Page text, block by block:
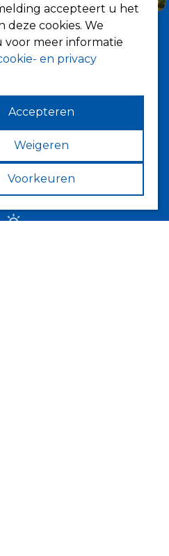
ons
Tips
accepteert u het
deze cookies. We
voor meer informatie
en privacy
Accepteren
Weigeren
Voorkeuren